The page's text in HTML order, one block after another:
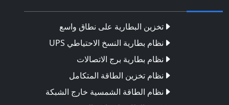
تخزين البطارية على نطاق واسع
نظام بطارية النسخ الاحتياطي UPS
نظام بطارية برج الاتصالات
نظام تخزين الطاقة المتكامل
نظام الطاقة الشمسية خارج الشبكة